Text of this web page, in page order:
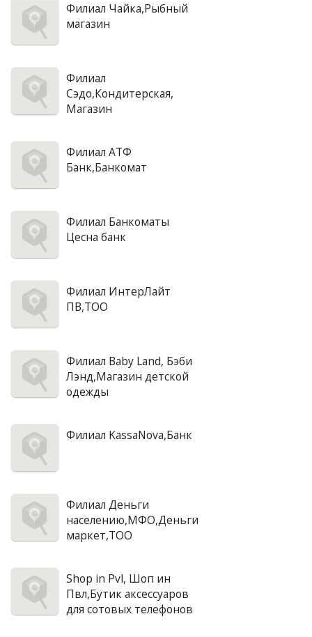
Филиал Чайка,Рыбный
магазин
Филиал
Сэдо,Кондитерская,
Магазин
Филиал АТФ
Банк,Банкомат
Филиал Банкоматы
Цесна банк
Филиал ИнтерЛайт
ПВ,ТОО
Филиал Baby Land, Бэби
Лэнд,Магазин детской
одежды
Филиал KassaNova,Банк
Филиал Деньги
населению,МФО,Деньги
маркет,ТОО
Shop in Pvl, Шоп ин
Пвл,Бутик аксессуаров
для сотовых телефонов